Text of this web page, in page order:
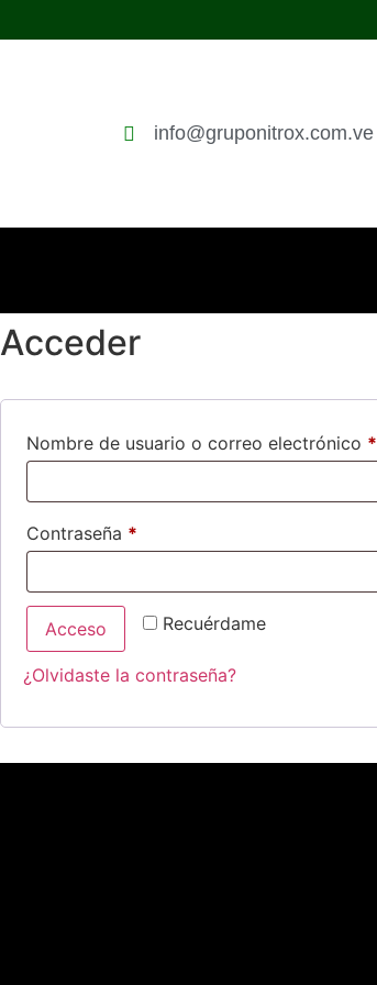
info@gruponitrox.com.ve
Acceder
Nombre de usuario o correo electrónico *
Contraseña *
Recuérdame
Acceso
¿Olvidaste la contraseña?